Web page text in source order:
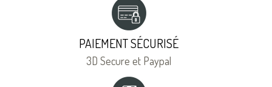
PAIEMENT SÉCURISÉ
3D Secure et Paypal